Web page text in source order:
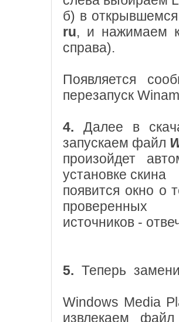
б) в
ru, и нажимаем
справа).
Появляется
перезапуск
4. Далее в
запускаем файл
произойдет
установке скина
появится окно о
проверенных
источников -
5. Теперь
Windows Media
извлекаем